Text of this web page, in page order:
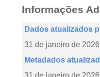
Informações
Dados atualizados
31 de janeiro de 2026
Metadados
31 de janeiro de 2026